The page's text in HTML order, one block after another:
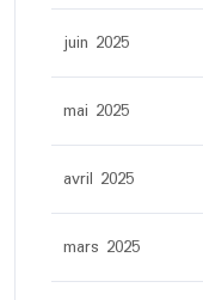
juin 2025
mai 2025
avril 2025
mars 2025